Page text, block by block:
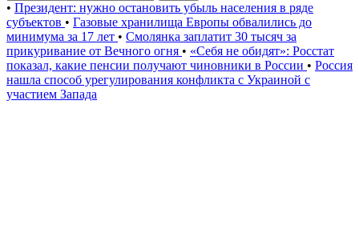
• Президент: нужно остановить убыль населения в ряде
субъектов • Газовые хранилища Европы обвалились до
минимума за 17 лет • Смолянка заплатит 30 тысяч за
прикуривание от Вечного огня • «Себя не обидят»: Росстат
показал, какие пенсии получают чиновники в России • Россия
нашла способ урегулирования конфликта с Украиной с
участием Запада